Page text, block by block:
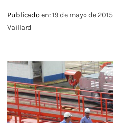
Publicado en:19 de mayo de 2015
Vaillard